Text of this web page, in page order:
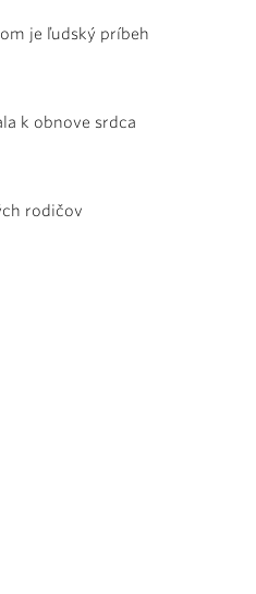
je ľudský príbeh
k obnove srdca
rodičov